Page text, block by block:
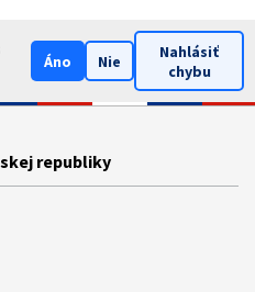
Áno Nie
Nahlásiť
chybu
republiky